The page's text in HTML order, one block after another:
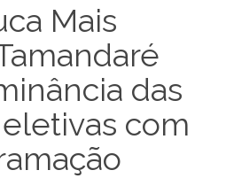
Mais
das
com